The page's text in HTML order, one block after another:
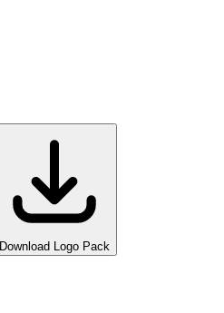
Download Logo Pack